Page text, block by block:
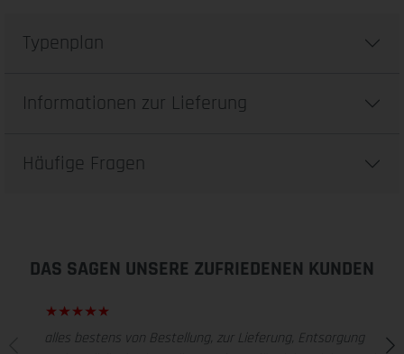
Typenplan
Informationen zur Lieferung
Häufige Fragen
DAS SAGEN UNSERE ZUFRIEDENEN KUNDEN
alles bestens von Bestellung, zur Lieferung, Entsorgung